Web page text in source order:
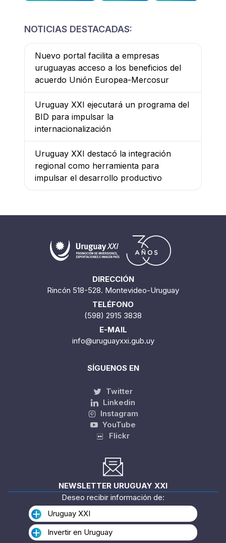
NOTICIAS DESTACADAS:
Nuevo portal facilita a empresas
uruguayas acceso a los beneficios del
acuerdo Unión Europea-Mercosur
Uruguay XXI ejecutará un programa del
BID para impulsar la
internacionalización
Uruguay XXI destacó la integración
regional como herramienta para
impulsar el desarrollo productivo
DIRECCIÓN
Rincón 518-528. Montevideo-Uruguay
TELÉFONO
(598) 2915 3838
E-MAIL
info@uruguayxxi.gub.uy
SÍGUENOS EN
Twitter
Linkedin
Instagram
YouTube
Flickr
NEWSLETTER URUGUAY XXI
Deseo recibir información de:
Uruguay XXI
Invertir en Uruguay